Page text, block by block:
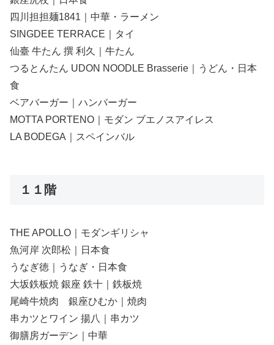
四川担担麺1841｜中華・ラーメン
SINGDEE TERRACE｜タイ
仙臺 牛たん 撰 利久｜牛たん
つるとんたん UDON NOODLE Brasserie｜うどん・日本
食
ベアバーガー｜ハンバーガー
MOTTA PORTENO｜モダン ブエノスアイレス
LA BODEGA｜スペインバル
１１階
THE APOLLO｜モダンギリシャ
魚河岸 次郎松｜日本食
うなぎ徳｜うなぎ・日本食
大坂鉄板焼 銀座 鉄十｜鉄板焼
尾崎牛焼肉 銀座ひむか｜焼肉
串カツとワイン 揚八｜串カツ
御膳房ガーデン｜中華